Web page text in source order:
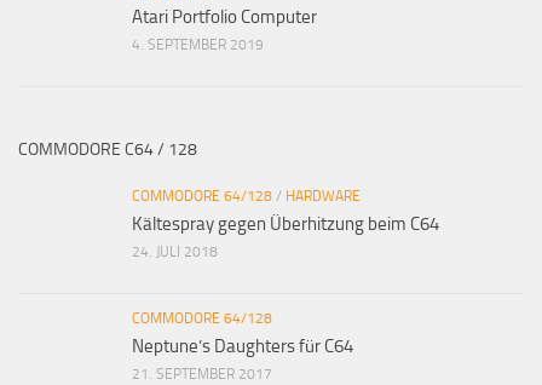
Atari Portfolio Computer
4. SEPTEMBER 2019
COMMODORE C64 / 128
COMMODORE 64/128 / HARDWARE
Kältespray gegen Überhitzung beim C64
24. JULI 2018
COMMODORE 64/128
Neptune’s Daughters für C64
21. SEPTEMBER 2017